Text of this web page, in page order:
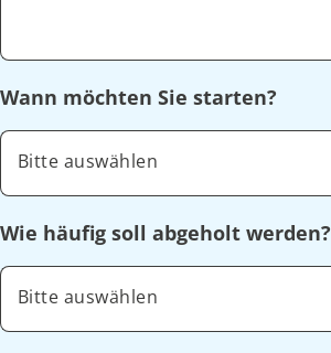
Wann möchten Sie starten?
Bitte auswählen
Wie häufig soll abgeholt werden?
Bitte auswählen